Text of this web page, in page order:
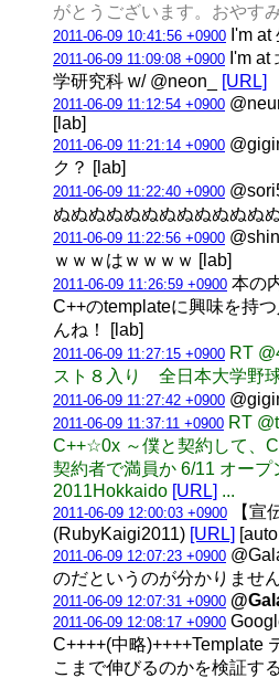
がとうございます。おやす
2011-06-09 10:41:56 +0900 I'm
2011-06-09 11:09:08 +0900 I'm at
学研究科 w/ @neon_
[URL]
2011-06-09 11:12:54 +0900
[lab]
2011-06-09 11:21:14 +0900
ク？ [lab]
2011-06-09 11:22:40 +0900
ぬぬぬぬぬぬぬぬぬぬぬぬ
2011-06-09 11:22:56 +0900
ｗｗｗはｗｗｗｗ [lab]
2011-06-09 11:26:59 +0900 本の
C++のtemplateに興味を持
んね！ [lab]
2011-06-09 11:27:15 +0900 RT
スト８入り 全日本大学野
2011-06-09 11:27:42 +0900
2011-06-09 11:37:11 +0900 RT
C++☆0x ～僕と契約して、
契約者で満員か 6/11 オー
2011Hokkaido [URL] ...
2011-06-09 12:00:03 +0900 【宣
(RubyKaigi2011) [URL]
2011-06-09 12:07:23 +0900
のだというのが分かりませ
2011-06-09 12:07:31 +0900
2011-06-09 12:08:17 +0900
C++++(中略)++++Template
こまで伸びるのかを検証す